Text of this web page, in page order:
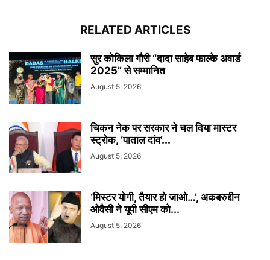
RELATED ARTICLES
सुर कोकिला गौरी “दादा साहेब फाल्के अवार्ड
2025” से सम्मानित
August 5, 2026
चिकन नेक पर सरकार ने चल दिया मास्टर
स्ट्रोक, ‘पाताल दांव’...
August 5, 2026
‘मिस्टर योगी, तैयार हो जाओ…’, अकबरुद्दीन
ओवैसी ने यूपी सीएम को...
August 5, 2026